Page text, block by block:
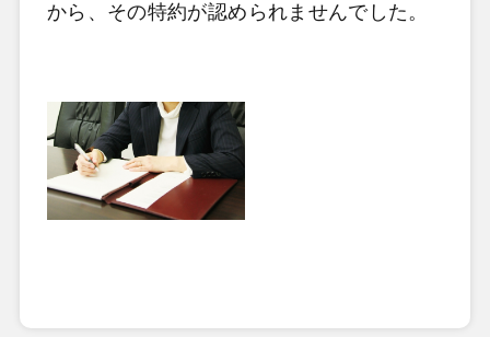
から、その特約が認められませんでした。